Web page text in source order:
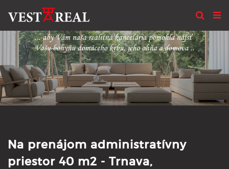
Na prenájom administratívny
priestor 40 m2 - Trnava,